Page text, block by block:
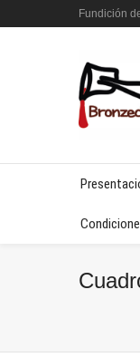
Fundición